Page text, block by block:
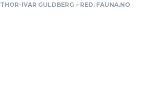
THOR-IVAR GULDBERG – RED. FAUNA.NO